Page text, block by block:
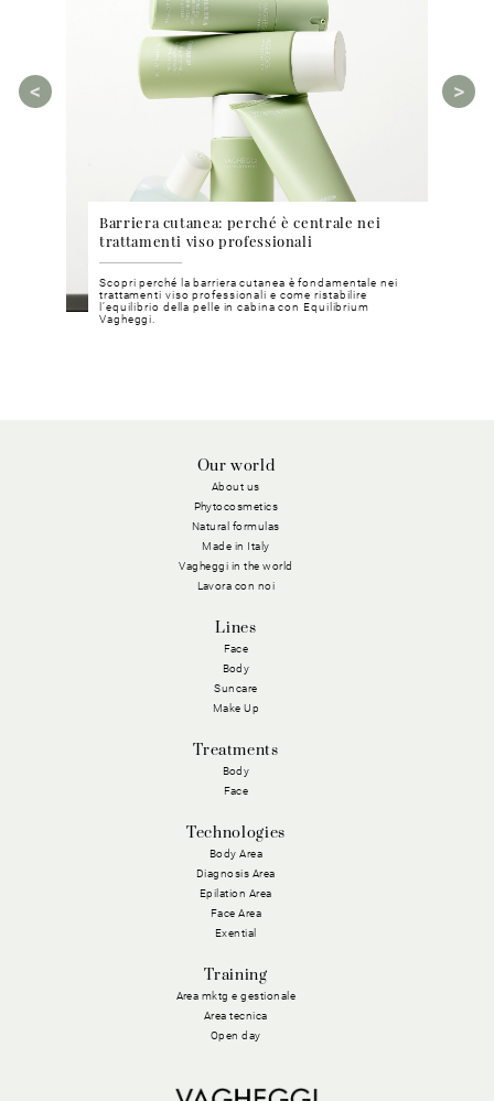
Barriera cutanea: perché è centrale nei
trattamenti viso professionali
Scopri perché la barriera cutanea è fondamentale nei
trattamenti viso professionali e come ristabilire
l’equilibrio della pelle in cabina con Equilibrium
Vagheggi.
Our world
About us
Phytocosmetics
Natural formulas
Made in Italy
Vagheggi in the world
Lavora con noi
Lines
Face
Body
Suncare
Make Up
Treatments
Body
Face
Technologies
Body Area
Diagnosis Area
Epilation Area
Face Area
Exential
Training
Area mktg e gestionale
Area tecnica
Open day